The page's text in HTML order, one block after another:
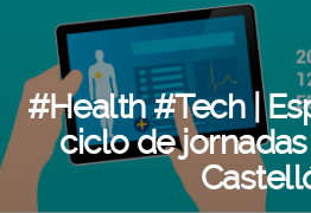
#Health #Tech |
ciclo de jornadas